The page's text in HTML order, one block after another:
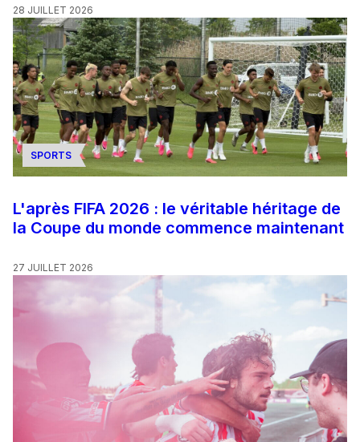
28 JUILLET 2026
SPORTS
L'après FIFA 2026 : le véritable héritage de
la Coupe du monde commence maintenant
27 JUILLET 2026